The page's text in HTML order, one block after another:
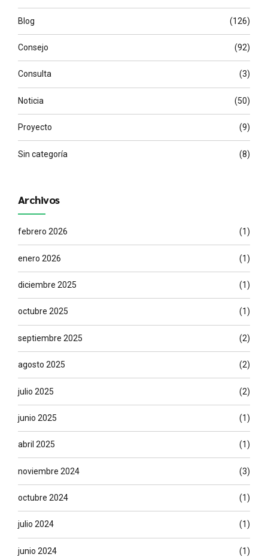
Blog (126)
Consejo (92)
Consulta (3)
Noticia (50)
Proyecto (9)
Sin categoría (8)
Archivos
febrero 2026 (1)
enero 2026 (1)
diciembre 2025 (1)
octubre 2025 (1)
septiembre 2025 (2)
agosto 2025 (2)
julio 2025 (2)
junio 2025 (1)
abril 2025 (1)
noviembre 2024 (3)
octubre 2024 (1)
julio 2024 (1)
junio 2024 (1)